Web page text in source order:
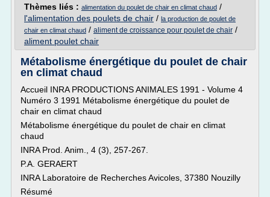
Thèmes liés : alimentation du poulet de chair en climat chaud /
l'alimentation des poulets de chair / la production de poulet de
chair en climat chaud / aliment de croissance pour poulet de chair /
aliment poulet chair
Métabolisme énergétique du poulet de chair
en climat chaud
Accueil INRA PRODUCTIONS ANIMALES 1991 - Volume 4
Numéro 3 1991 Métabolisme énergétique du poulet de
chair en climat chaud
Métabolisme énergétique du poulet de chair en climat
chaud
INRA Prod. Anim., 4 (3), 257-267.
P.A. GERAERT
INRA Laboratoire de Recherches Avicoles, 37380 Nouzilly
Résumé